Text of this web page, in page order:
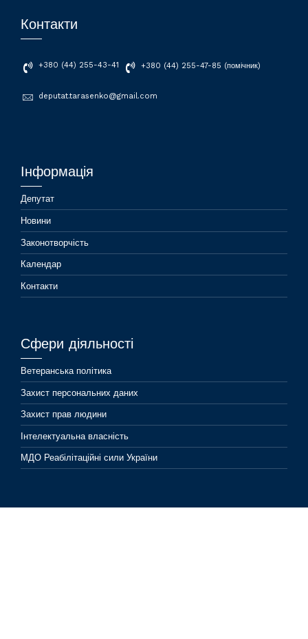
Контакти
+380 (44) 255-43-41 +380 (44) 255-47-85 (помічник)
deputat.tarasenko@gmail.com
Інформація
Депутат
Новини
Законотворчість
Календар
Контакти
Сфери діяльності
Ветеранська політика
Захист персональних даних
Захист прав людини
Інтелектуальна власність
МДО Реабілітаційні сили України